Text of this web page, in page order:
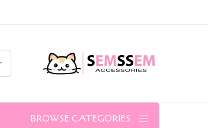
BROWSE CATEGORIES